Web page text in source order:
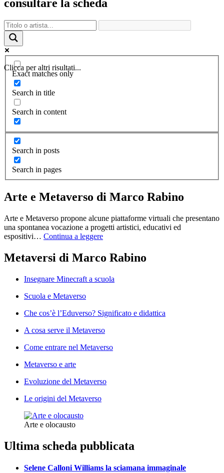
consultare la scheda
Clicca per altri risultati...
Exact matches only
Search in title
Search in content
Search in posts
Search in pages
Arte e Metaverso di Marco Rabino
Arte e Metaverso propone alcune piattaforme virtuali che presentano
una spontanea vocazione a progetti artistici, educativi ed
espositivi… Continua a leggere
Metaversi di Marco Rabino
Insegnare Minecraft a scuola
Scuola e Metaverso
Che cos’è l’Eduverso? Significato e didattica
A cosa serve il Metaverso
Come entrare nel Metaverso
Metaverso e arte
Evoluzione del Metaverso
Le origini del Metaverso
Arte e olocausto
Ultima scheda pubblicata
Selene Calloni Williams la sciamana immaginale